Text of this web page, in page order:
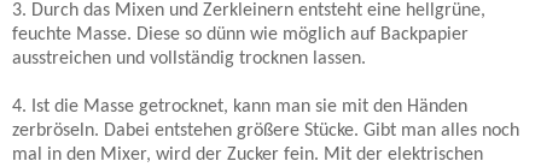
3. Durch das Mixen und Zerkleinern entsteht eine hellgrüne,
feuchte Masse. Diese so dünn wie möglich auf Backpapier
ausstreichen und vollständig trocknen lassen.
4. Ist die Masse getrocknet, kann man sie mit den Händen
zerbröseln. Dabei entstehen größere Stücke. Gibt man alles noch
mal in den Mixer, wird der Zucker fein. Mit der elektrischen